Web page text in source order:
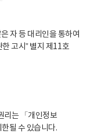
자 등 대리인을 통하여
고시” 별지 제11호
리는 「개인정보
될 수 있습니다.